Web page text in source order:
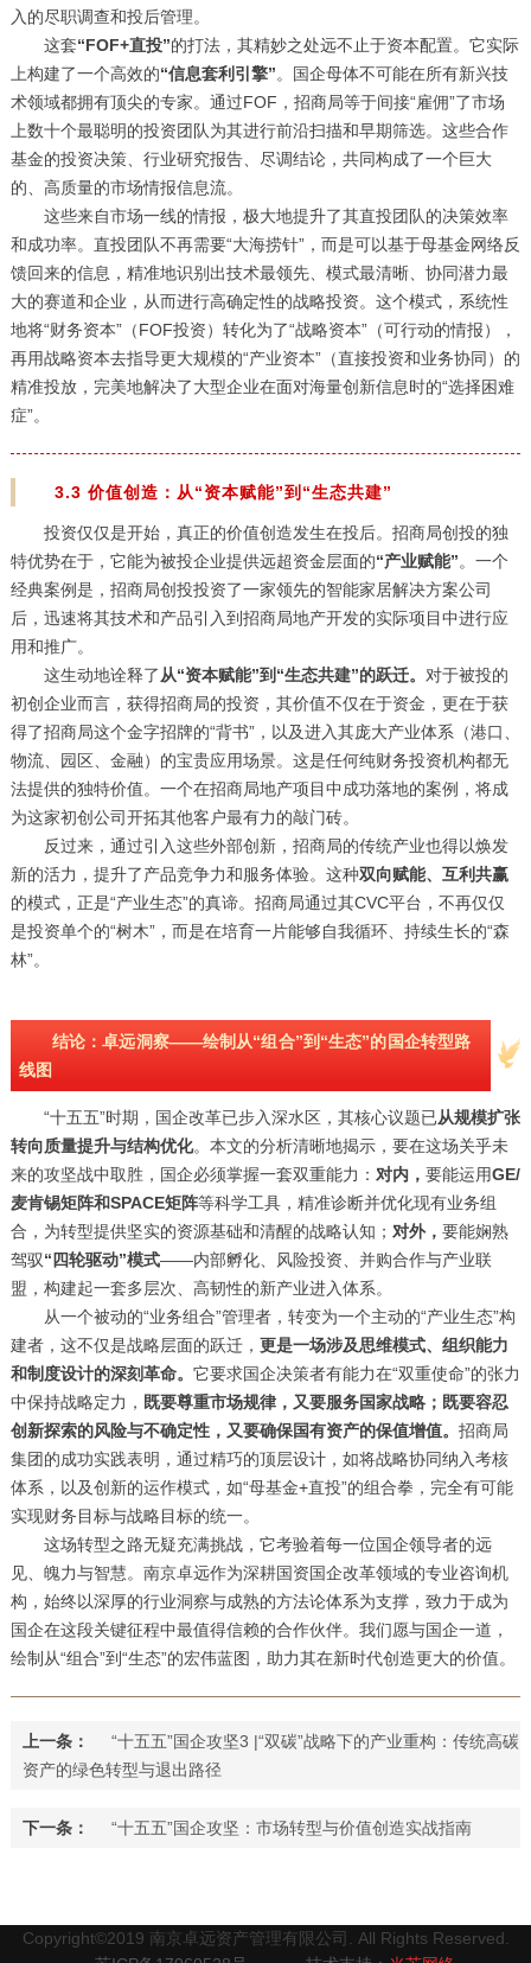
入的尽职调查和投后管理。
这套“FOF+直投”的打法，其精妙之处远不止于资本配置。它实际
上构建了一个高效的“信息套利引擎”。国企母体不可能在所有新兴技
术领域都拥有顶尖的专家。通过FOF，招商局等于间接“雇佣”了市场
上数十个最聪明的投资团队为其进行前沿扫描和早期筛选。这些合作
基金的投资决策、行业研究报告、尽调结论，共同构成了一个巨大
的、高质量的市场情报信息流。
这些来自市场一线的情报，极大地提升了其直投团队的决策效率
和成功率。直投团队不再需要“大海捞针”，而是可以基于母基金网络反
馈回来的信息，精准地识别出技术最领先、模式最清晰、协同潜力最
大的赛道和企业，从而进行高确定性的战略投资。这个模式，系统性
地将“财务资本”（FOF投资）转化为了“战略资本”（可行动的情报），
再用战略资本去指导更大规模的“产业资本”（直接投资和业务协同）的
精准投放，完美地解决了大型企业在面对海量创新信息时的“选择困难
症”。
3.3 价值创造：从“资本赋能”到“生态共建”
投资仅仅是开始，真正的价值创造发生在投后。招商局创投的独
特优势在于，它能为被投企业提供远超资金层面的“产业赋能”。一个
经典案例是，招商局创投投资了一家领先的智能家居解决方案公司
后，迅速将其技术和产品引入到招商局地产开发的实际项目中进行应
用和推广。
这生动地诠释了从“资本赋能”到“生态共建”的跃迁。 对于被投的
初创企业而言，获得招商局的投资，其价值不仅在于资金，更在于获
得了招商局这个金字招牌的“背书”，以及进入其庞大产业体系（港口、
物流、园区、金融）的宝贵应用场景。这是任何纯财务投资机构都无
法提供的独特价值。一个在招商局地产项目中成功落地的案例，将成
为这家初创公司开拓其他客户最有力的敲门砖。
反过来，通过引入这些外部创新，招商局的传统产业也得以焕发
新的活力，提升了产品竞争力和服务体验。这种双向赋能、互利共赢
的模式，正是“产业生态”的真谛。招商局通过其CVC平台，不再仅仅
是投资单个的“树木”，而是在培育一片能够自我循环、持续生长的“森
林”。
结论：卓远洞察——绘制从“组合”到“生态”的国企转型路
线图
“十五五”时期，国企改革已步入深水区，其核心议题已从规模扩张
转向质量提升与结构优化。本文的分析清晰地揭示，要在这场关乎未
来的攻坚战中取胜，国企必须掌握一套双重能力： 对内， 要能运用GE/
麦肯锡矩阵和SPACE矩阵等科学工具，精准诊断并优化现有业务组
合，为转型提供坚实的资源基础和清醒的战略认知； 对外， 要能娴熟
驾驭“四轮驱动”模式——内部孵化、风险投资、并购合作与产业联
盟，构建起一套多层次、高韧性的新产业进入体系。
从一个被动的“业务组合”管理者，转变为一个主动的“产业生态”构
建者，这不仅是战略层面的跃迁， 更是一场涉及思维模式、组织能力
和制度设计的深刻革命。 它要求国企决策者有能力在“双重使命”的张力
中保持战略定力， 既要尊重市场规律，又要服务国家战略；既要容忍
创新探索的风险与不确定性，又要确保国有资产的保值增值。 招商局
集团的成功实践表明，通过精巧的顶层设计，如将战略协同纳入考核
体系，以及创新的运作模式，如“母基金+直投”的组合拳，完全有可能
实现财务目标与战略目标的统一。
这场转型之路无疑充满挑战，它考验着每一位国企领导者的远
见、魄力与智慧。南京卓远作为深耕国资国企改革领域的专业咨询机
构，始终以深厚的行业洞察与成熟的方法论体系为支撑，致力于成为
国企在这段关键征程中最值得信赖的合作伙伴。我们愿与国企一道，
绘制从“组合”到“生态”的宏伟蓝图，助力其在新时代创造更大的价值。
上一条：
“十五五”国企攻坚3 |“双碳”战略下的产业重构：传统高碳
资产的绿色转型与退出路径
下一条： “十五五”国企攻坚：市场转型与价值创造实战指南
Copyright©2019 南京卓远资产管理有限公司. All Rights Reserved.